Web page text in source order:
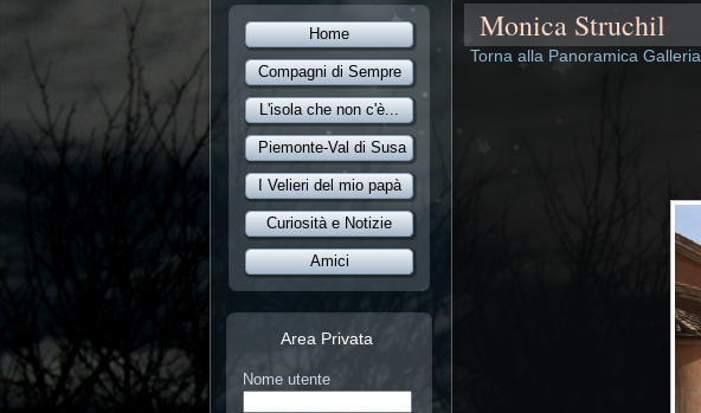
Home
Compagni di Sempre
L'isola che non c'è...
Piemonte-Val di Susa
I Velieri del mio papà
Curiosità e Notizie
Amici
Area Privata
Nome utente
Monica Struchil
Torna alla Panoramica Galleria